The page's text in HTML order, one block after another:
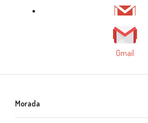
Gmail
Morada